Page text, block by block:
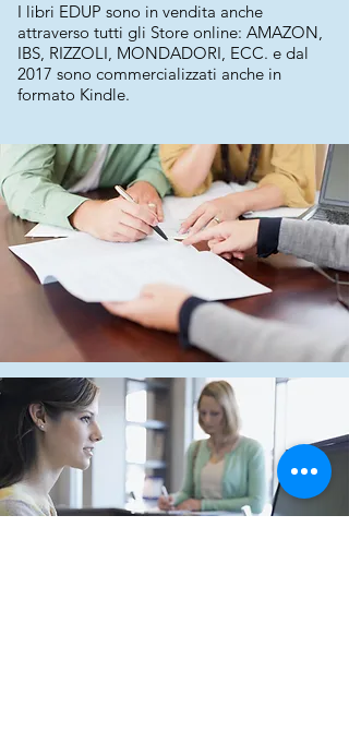
I libri EDUP sono in vendita anche
attraverso tutti gli Store online: AMAZON,
IBS, RIZZOLI, MONDADORI, ECC. e dal
2017 sono commercializzati anche in
formato Kindle.